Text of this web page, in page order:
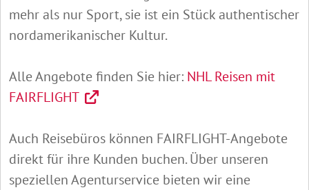
mehr als nur Sport, sie ist ein Stück authentischer
nordamerikanischer Kultur.
Alle Angebote finden Sie hier: NHL Reisen mit
FAIRFLIGHT
Auch Reisebüros können FAIRFLIGHT-Angebote
direkt für ihre Kunden buchen. Über unseren
speziellen Agenturservice bieten wir eine